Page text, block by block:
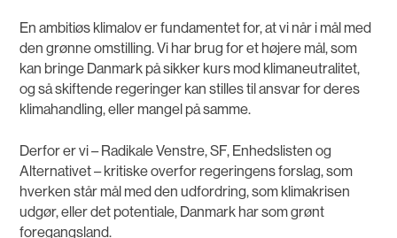
En ambitiøs klimalov er fundamentet for, at vi når i mål med
den grønne omstilling. Vi har brug for et højere mål, som
kan bringe Danmark på sikker kurs mod klimaneutralitet,
og så skiftende regeringer kan stilles til ansvar for deres
klimahandling, eller mangel på samme.
Derfor er vi – Radikale Venstre, SF, Enhedslisten og
Alternativet – kritiske overfor regeringens forslag, som
hverken står mål med den udfordring, som klimakrisen
udgør, eller det potentiale, Danmark har som grønt
foregangsland.